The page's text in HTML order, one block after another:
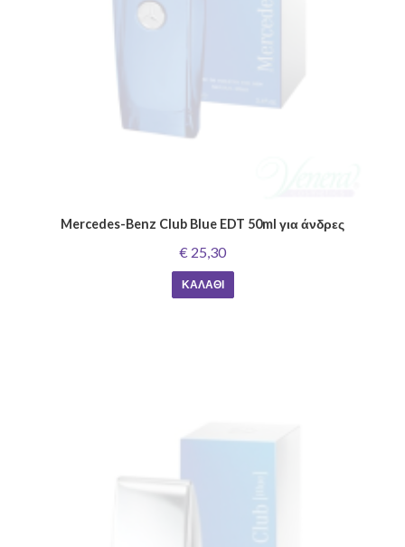
Mercedes-Benz Club Blue EDT 50ml για άνδρες
€ 25,30
ΚΑΛΆΘΙ